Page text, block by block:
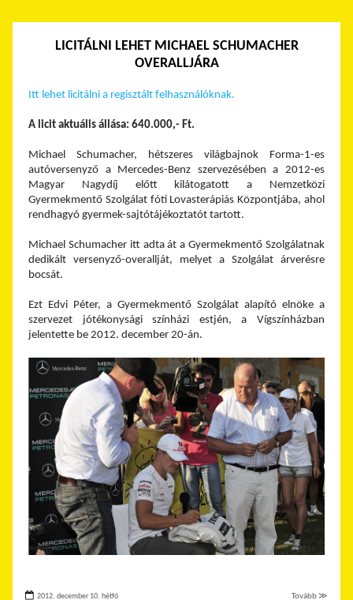
LICITÁLNI LEHET MICHAEL SCHUMACHER
OVERALLJÁRA
Itt lehet licitálni a regisztált felhasználóknak.
A licit aktuális állása: 640.000,- Ft.
Michael Schumacher, hétszeres világbajnok Forma-1-es
autóversenyző a Mercedes-Benz szervezésében a 2012-es
Magyar Nagydíj előtt kilátogatott a Nemzetközi
Gyermekmentő Szolgálat fóti Lovasterápiás Központjába, ahol
rendhagyó gyermek-sajtótájékoztatót tartott.
Michael Schumacher itt adta át a Gyermekmentő Szolgálatnak
dedikált versenyző-overallját, melyet a Szolgálat árverésre
bocsát.
Ezt Edvi Péter, a Gyermekmentő Szolgálat alapító elnöke a
szervezet jótékonysági színházi estjén, a Vígszínházban
jelentette be 2012. december 20-án.
2012. december 10. hétfő Tovább ≫